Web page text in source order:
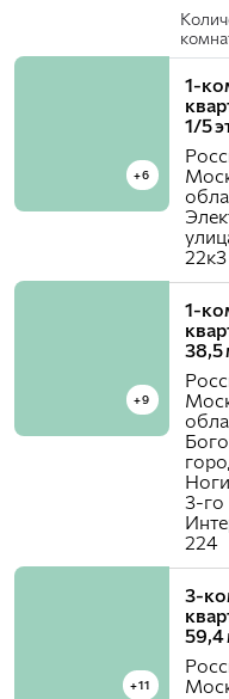
+6
1-
1/5
22к3
+9
1-
38,5
3-го
224
+11
3-
59,4